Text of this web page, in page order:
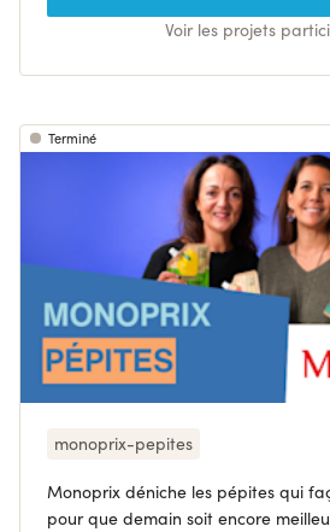
Voir les projets
Terminé
monoprix-pepites
Monoprix déniche les pépites qui
pour que demain soit encore